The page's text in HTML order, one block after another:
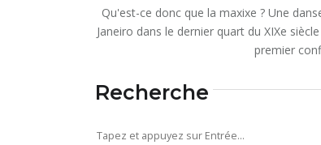
Qu'est-ce donc que la maxixe ? Une
Janeiro dans le dernier quart du XIXe
premier
Recherche